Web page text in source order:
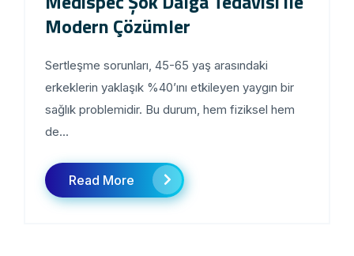
Modern Çözümler
Sertleşme sorunları, 45-65 yaş arasındaki
erkeklerin yaklaşık %40’ını etkileyen yaygın bir
sağlık problemidir. Bu durum, hem fiziksel hem
de...
Read More